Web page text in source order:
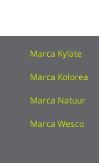
Marca Kylate
Marca Kolorea
Marca Natuur
Marca Wesco